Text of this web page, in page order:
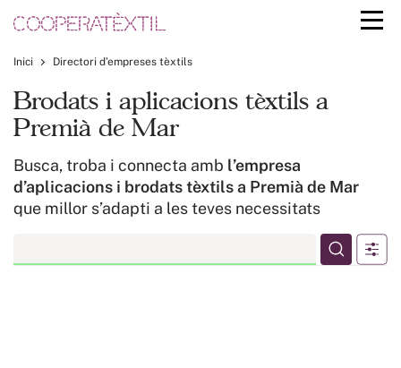
Inici Directori d’empreses tèxtils
Brodats i aplicacions tèxtils a
Premià de Mar
Busca, troba i connecta amb l’empresa
d’aplicacions i brodats tèxtils a Premià de Mar
que millor s’adapti a les teves necessitats